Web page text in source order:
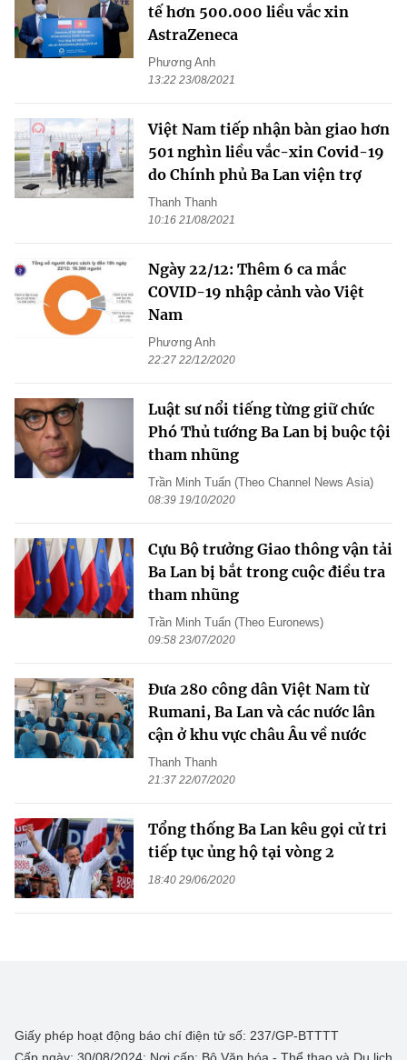
tế hơn 500.000 liều vắc xin
AstraZeneca
Phương Anh
13:22 23/08/2021
Việt Nam tiếp nhận bàn giao hơn
501 nghìn liều vắc-xin Covid-19
do Chính phủ Ba Lan viện trợ
Thanh Thanh
10:16 21/08/2021
Ngày 22/12: Thêm 6 ca mắc
COVID-19 nhập cảnh vào Việt
Nam
Phương Anh
22:27 22/12/2020
Luật sư nổi tiếng từng giữ chức
Phó Thủ tướng Ba Lan bị buộc tội
tham nhũng
Trần Minh Tuấn (Theo Channel News Asia)
08:39 19/10/2020
Cựu Bộ trưởng Giao thông vận tải
Ba Lan bị bắt trong cuộc điều tra
tham nhũng
Trần Minh Tuấn (Theo Euronews)
09:58 23/07/2020
Đưa 280 công dân Việt Nam từ
Rumani, Ba Lan và các nước lân
cận ở khu vực châu Âu về nước
Thanh Thanh
21:37 22/07/2020
Tổng thống Ba Lan kêu gọi cử tri
tiếp tục ủng hộ tại vòng 2
18:40 29/06/2020
Giấy phép hoạt động báo chí điện tử số: 237/GP-BTTTT
Cấp ngày: 30/08/2024; Nơi cấp: Bộ Văn hóa - Thể thao và Du lịch